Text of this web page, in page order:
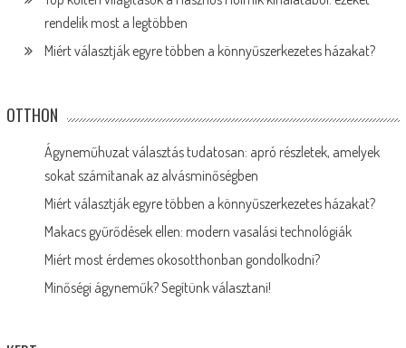
rendelik most a legtöbben
Miért választják egyre többen a könnyűszerkezetes házakat?
OTTHON
Ágyneműhuzat választás tudatosan: apró részletek, amelyek
sokat számítanak az alvásminőségben
Miért választják egyre többen a könnyűszerkezetes házakat?
Makacs gyűrődések ellen: modern vasalási technológiák
Miért most érdemes okosotthonban gondolkodni?
Minőségi ágyneműk? Segítünk választani!